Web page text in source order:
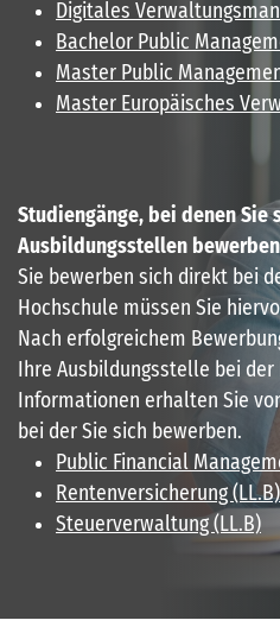
Digitales
Bachelor Public
Master Public
Master Europäisches
Studiengänge, bei denen Sie
Ausbildungsstellen bewerben
Sie bewerben sich direkt bei
Hochschule müssen Sie
Nach erfolgreichem
Ihre Ausbildungsstelle bei
Informationen erhalten Sie
bei der Sie sich bewerben.
Public Financial
Rentenversicherung (LL.B)
Steuerverwaltung (LL.B)